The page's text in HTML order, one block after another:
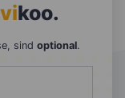
koo.
sind optional.